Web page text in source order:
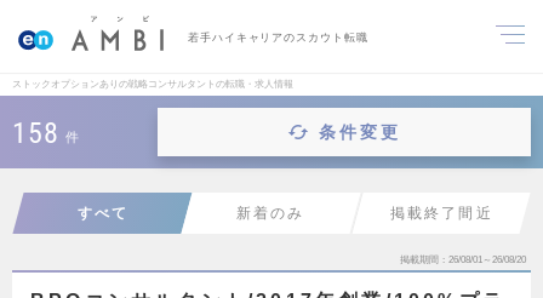
若手ハイキャリアのスカウト転職
ストックオプションありの戦略コンサルタントの転職・求人情報
158 件 条件変更
すべて 新着のみ 掲載終了間近
掲載期間 26/08/01～26/08/20